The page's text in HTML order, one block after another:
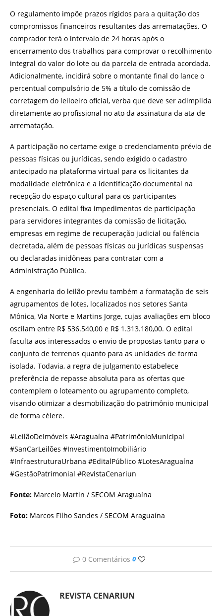
O regulamento impõe prazos rígidos para a quitação dos
compromissos financeiros resultantes das arrematações. O
comprador terá o intervalo de 24 horas após o
encerramento dos trabalhos para comprovar o recolhimento
integral do valor do lote ou da parcela de entrada acordada.
Adicionalmente, incidirá sobre o montante final do lance o
percentual compulsório de 5% a título de comissão de
corretagem do leiloeiro oficial, verba que deve ser adimplida
diretamente ao profissional no ato da assinatura da ata de
arrematação.
A participação no certame exige o credenciamento prévio de
pessoas físicas ou jurídicas, sendo exigido o cadastro
antecipado na plataforma virtual para os licitantes da
modalidade eletrônica e a identificação documental na
recepção do espaço cultural para os participantes
presenciais. O edital fixa impedimentos de participação
para servidores integrantes da comissão de licitação,
empresas em regime de recuperação judicial ou falência
decretada, além de pessoas físicas ou jurídicas suspensas
ou declaradas inidôneas para contratar com a
Administração Pública.
A engenharia do leilão previu também a formatação de seis
agrupamentos de lotes, localizados nos setores Santa
Mônica, Via Norte e Martins Jorge, cujas avaliações em bloco
oscilam entre R$ 536.540,00 e R$ 1.313.180,00. O edital
faculta aos interessados o envio de propostas tanto para o
conjunto de terrenos quanto para as unidades de forma
isolada. Todavia, a regra de julgamento estabelece
preferência de repasse absoluta para as ofertas que
contemplem o loteamento ou agrupamento completo,
visando otimizar a desmobilização do patrimônio municipal
de forma célere.
#LeilãoDeImóveis #Araguaína #PatrimônioMunicipal
#SanCarLeilões #InvestimentoImobiliário
#InfraestruturaUrbana #EditalPúblico #LotesAraguaína
#GestãoPatrimonial #RevistaCenariun
Fonte: Marcelo Martin / SECOM Araguaína
Foto: Marcos Filho Sandes / SECOM Araguaína
0 Comentários 0
REVISTA CENARIUN